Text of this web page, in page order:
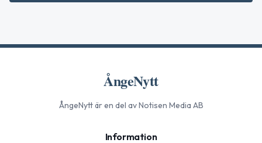
ÅngeNytt
ÅngeNyttär en del av Notisen Media AB
Information